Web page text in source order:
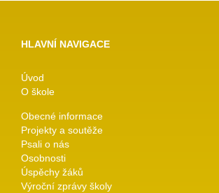
HLAVNÍ NAVIGACE
Úvod
O škole
Obecné informace
Projekty a soutěže
Psali o nás
Osobnosti
Úspěchy žáků
Výroční zprávy školy